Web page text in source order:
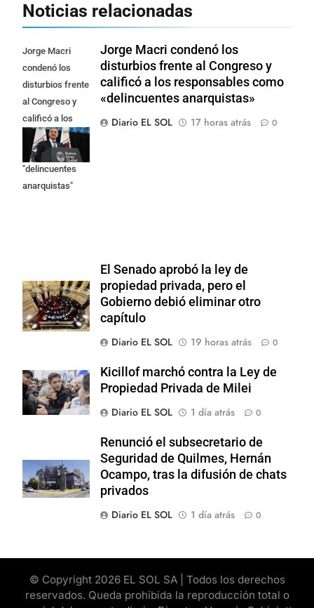
Noticias relacionadas
Jorge Macri
condenó los
disturbios frente
al Congreso y
calificó a los
responsables
como
"delincuentes
anarquistas"
Jorge Macri condenó los
disturbios frente al Congreso y
calificó a los responsables como
«delincuentes anarquistas»
Diario EL SOL
17 horas atrás 0
El Senado aprobó la ley de
propiedad privada, pero el
Gobierno debió eliminar otro
capítulo
Diario EL SOL
19 horas atrás 0
Kicillof marchó contra la Ley de
Propiedad Privada de Milei
Diario EL SOL
1 día atrás 0
Renunció el subsecretario de
Seguridad de Quilmes, Hernán
Ocampo, tras la difusión de chats
privados
Diario EL SOL
1 día atrás 0
© Copyright 2026 EL SOL SA | Todos los derechos
reservados. Queda prohibida la reproducción total o